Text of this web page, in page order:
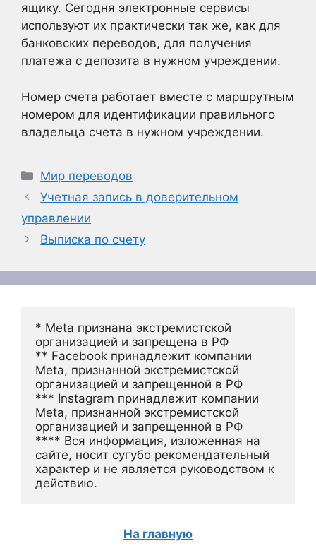
ящику. Сегодня электронные сервисы
используют их практически так же, как для
банковских переводов, для получения
платежа с депозита в нужном учреждении.
Номер счета работает вместе с маршрутным
номером для идентификации правильного
владельца счета в нужном учреждении.
Рубрики
Мир переводов
Учетная запись в доверительном
управлении
Выписка по счету
* Meta признана экстремистской
организацией и запрещена в РФ
** Facebook принадлежит компании
Meta, признанной экстремистской
организацией и запрещенной в РФ
*** Instagram принадлежит компании
Meta, признанной экстремистской
организацией и запрещенной в РФ
**** Вся информация, изложенная на
сайте, носит сугубо рекомендательный
характер и не является руководством к
действию.
На главную